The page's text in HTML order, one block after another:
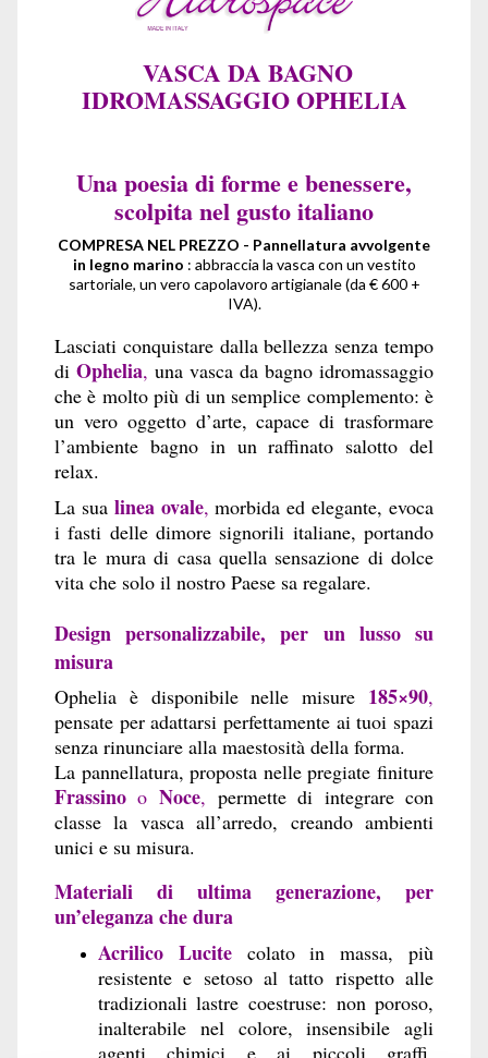
VASCA DA BAGNO
IDROMASSAGGIO OPHELIA
Una poesia di forme e benessere,
scolpita nel gusto italiano
COMPRESA NEL PREZZO - Pannellatura avvolgente
in legno marino : abbraccia la vasca con un vestito
sartoriale, un vero capolavoro artigianale (da € 600 +
IVA).
Lasciati conquistare dalla bellezza senza tempo
di Ophelia, una vasca da bagno idromassaggio
che è molto più di un semplice complemento: è
un vero oggetto d’arte, capace di trasformare
l’ambiente bagno in un raffinato salotto del
relax.
La sua linea ovale, morbida ed elegante, evoca
i fasti delle dimore signorili italiane, portando
tra le mura di casa quella sensazione di dolce
vita che solo il nostro Paese sa regalare.
Design personalizzabile, per un lusso su
misura
Ophelia è disponibile nelle misure 185×90,
pensate per adattarsi perfettamente ai tuoi spazi
senza rinunciare alla maestosità della forma.
La pannellatura, proposta nelle pregiate finiture
Frassinoo Noce, permette di integrare con
classe la vasca all’arredo, creando ambienti
unici e su misura.
Materiali di ultima generazione, per
un’eleganza che dura
Acrilico Lucitecolato in massa, più
resistente e setoso al tatto rispetto alle
tradizionali lastre coestruse: non poroso,
inalterabile nel colore, insensibile agli